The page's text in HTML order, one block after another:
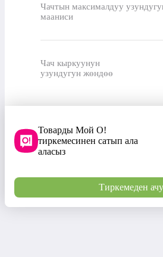
Чачтын максималдуу
мааниси
Чач кыркуунун
узундугун жөндөө
Товарды Мой О!
тиркемесинен сатып ала
аласыз
Тиркемеден